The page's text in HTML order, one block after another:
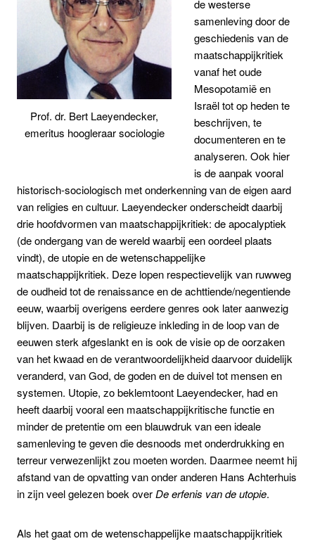
Prof. dr. Bert Laeyendecker,
emeritus hoogleraar sociologie
de westerse
samenleving door de
geschiedenis van de
maatschappijkritiek
vanaf het oude
Mesopotamië en
Israël tot op heden te
beschrijven, te
documenteren en te
analyseren. Ook hier
is de aanpak vooral
historisch-sociologisch met onderkenning van de eigen aard
van religies en cultuur. Laeyendecker onderscheidt daarbij
drie hoofdvormen van maatschappijkritiek: de apocalyptiek
(de ondergang van de wereld waarbij een oordeel plaats
vindt), de utopie en de wetenschappelijke
maatschappijkritiek. Deze lopen respectievelijk van ruwweg
de oudheid tot de renaissance en de achttiende/negentiende
eeuw, waarbij overigens eerdere genres ook later aanwezig
blijven. Daarbij is de religieuze inkleding in de loop van de
eeuwen sterk afgeslankt en is ook de visie op de oorzaken
van het kwaad en de verantwoordelijkheid daarvoor duidelijk
veranderd, van God, de goden en de duivel tot mensen en
systemen. Utopie, zo beklemtoont Laeyendecker, had en
heeft daarbij vooral een maatschappijkritische functie en
minder de pretentie om een blauwdruk van een ideale
samenleving te geven die desnoods met onderdrukking en
terreur verwezenlijkt zou moeten worden. Daarmee neemt hij
afstand van de opvatting van onder anderen Hans Achterhuis
in zijn veel gelezen boek overDe erfenis van de utopie.
Als het gaat om de wetenschappelijke maatschappijkritiek